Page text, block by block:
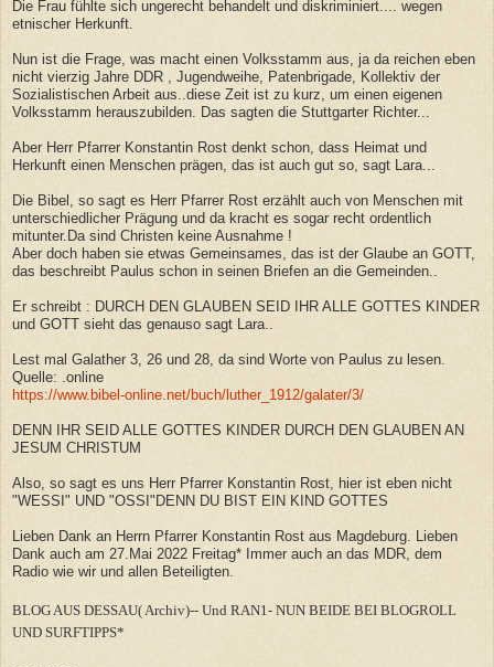
Die Frau fühlte sich ungerecht behandelt und diskriminiert.... wegen
etnischer Herkunft.
Nun ist die Frage, was macht einen Volksstamm aus, ja da reichen eben
nicht vierzig Jahre DDR , Jugendweihe, Patenbrigade, Kollektiv der
Sozialistischen Arbeit aus..diese Zeit ist zu kurz, um einen eigenen
Volksstamm herauszubilden. Das sagten die Stuttgarter Richter...
Aber Herr Pfarrer Konstantin Rost denkt schon, dass Heimat und
Herkunft einen Menschen prägen, das ist auch gut so, sagt Lara...
Die Bibel, so sagt es Herr Pfarrer Rost erzählt auch von Menschen mit
unterschiedlicher Prägung und da kracht es sogar recht ordentlich
mitunter.Da sind Christen keine Ausnahme !
Aber doch haben sie etwas Gemeinsames, das ist der Glaube an GOTT,
das beschreibt Paulus schon in seinen Briefen an die Gemeinden..
Er schreibt : DURCH DEN GLAUBEN SEID IHR ALLE GOTTES KINDER
und GOTT sieht das genauso sagt Lara..
Lest mal Galather 3, 26 und 28, da sind Worte von Paulus zu lesen.
Quelle: .online
https://www.bibel-online.net/buch/luther_1912/galater/3/
DENN IHR SEID ALLE GOTTES KINDER DURCH DEN GLAUBEN AN
JESUM CHRISTUM
Also, so sagt es uns Herr Pfarrer Konstantin Rost, hier ist eben nicht
"WESSI" UND "OSSI"DENN DU BIST EIN KIND GOTTES
Lieben Dank an Herrn Pfarrer Konstantin Rost aus Magdeburg. Lieben
Dank auch am 27.Mai 2022 Freitag* Immer auch an das MDR, dem
Radio wie wir und allen Beteiligten.
BLOG AUS DESSAU( Archiv)-- Und RAN1- NUN BEIDE BEI BLOGROLL
UND SURFTIPPS*